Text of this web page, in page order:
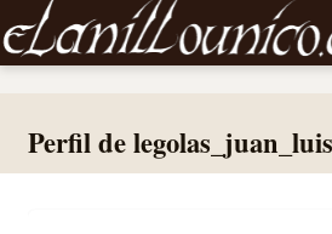
Noticias sobre Tolkien: El Señor de los Anillos, Los
Perfil de legolas_juan_luis